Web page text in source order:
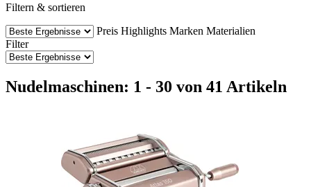
Filtern & sortieren
Preis Highlights Marken Materialien
Filter
Nudelmaschinen: 1 - 30 von 41 Artikeln